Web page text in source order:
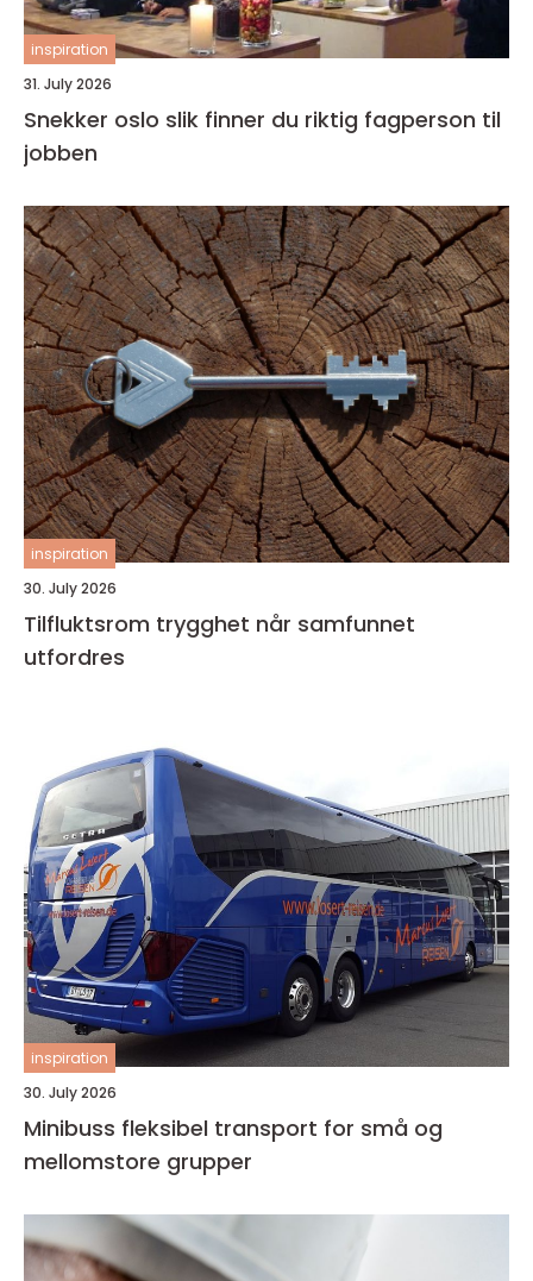
inspiration
31. July 2026
Snekker oslo slik finner du riktig fagperson til
jobben
inspiration
30. July 2026
Tilfluktsrom trygghet når samfunnet
utfordres
inspiration
30. July 2026
Minibuss fleksibel transport for små og
mellomstore grupper